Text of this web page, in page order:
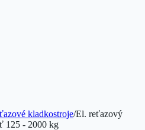
kladkostroje/El. reťazový
125 - 2000 kg